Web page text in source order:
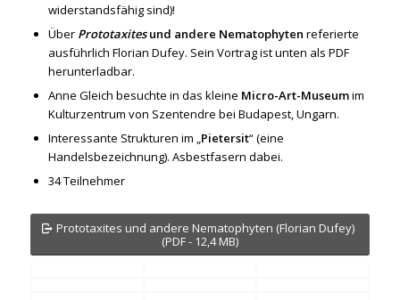
widerstandsfähig sind)!
Über Prototaxitesund andere Nematophyten referierte
ausführlich Florian Dufey. Sein Vortrag ist unten als PDF
herunterladbar.
Anne Gleich besuchte in das kleine Micro-Art-Museumim
Kulturzentrum von Szentendre bei Budapest, Ungarn.
Interessante Strukturen im „Pietersit“ (eine
Handelsbezeichnung). Asbestfasern dabei.
34 Teilnehmer
Prototaxites und andere Nematophyten (Florian Dufey)
(PDF - 12,4 MB)